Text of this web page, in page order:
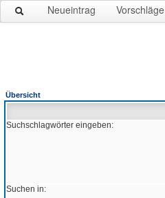
Neueintrag Vorschläge
Übersicht
Suchschlagwörter eingeben:
Suchen in: